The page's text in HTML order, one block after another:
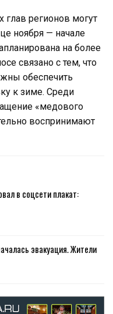
регионов могут
ноября — начале
на более
связано с тем, что
обеспечить
к зиме. Среди
«медового
воспринимают
в соцсети плакат:
эвакуация. Жители